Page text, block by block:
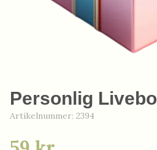
Personlig
Artikelnummer: 2394